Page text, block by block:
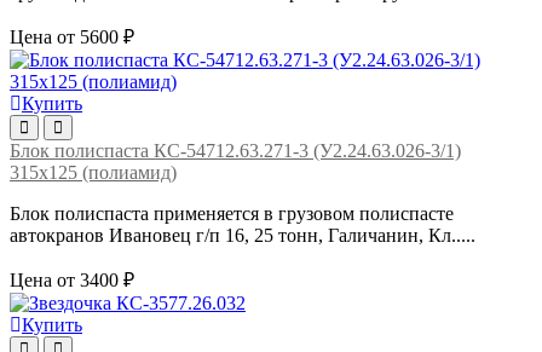
Цена от 5600 ₽
Купить
Блок полиспаста КС-54712.63.271-3 (У2.24.63.026-3/1)
315х125 (полиамид)
Блок полиспаста применяется в грузовом полиспасте
автокранов Ивановец г/п 16, 25 тонн, Галичанин, Кл.....
Цена от 3400 ₽
Купить